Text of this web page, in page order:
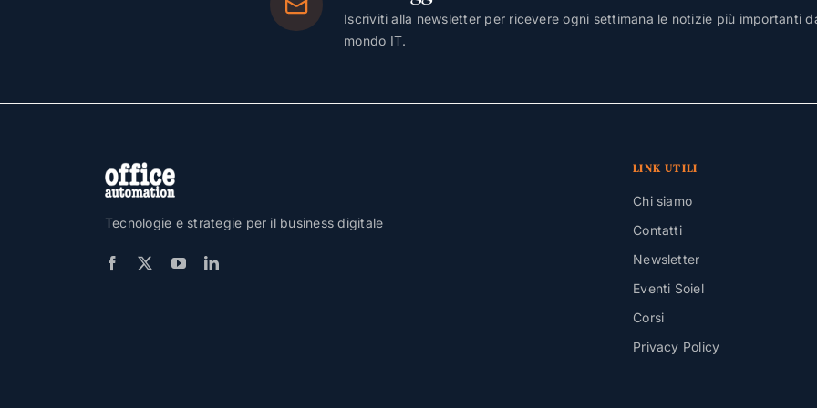
Iscriviti alla newsletter per ricevere ogni settimana le notizie più importanti
mondo IT.
Tecnologie e strategie per il business digitale
LINK UTILI
Chi siamo
Contatti
Newsletter
Eventi Soiel
Corsi
Privacy Policy